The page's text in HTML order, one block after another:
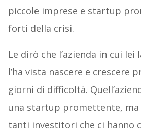
piccole imprese e startup
forti della crisi.
Le dirò che l’azienda in cui lei
l’ha vista nascere e crescere
giorni di difficoltà.
una startup promettente, ma
tanti investitori che ci hanno